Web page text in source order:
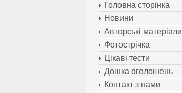
Головна сторінка
Новини
Авторські матеріали
Фотострічка
Цікаві тести
Дошка оголошень
Контакт з нами